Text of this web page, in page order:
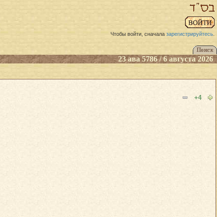
Чтобы войти, сначала зарегистрируйтесь.
23 ава 5786 / 6 августа 2026
+4